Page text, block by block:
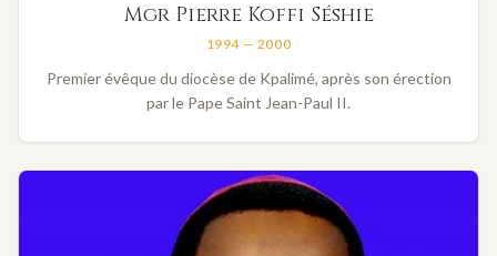
Mgr Pierre Koffi Séshie
1994 — 2000
Premier évêque du diocèse de Kpalimé, après son érection
par le Pape Saint Jean-Paul II.